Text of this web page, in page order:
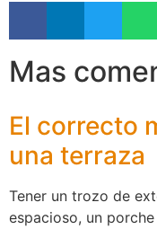
Mas
El correcto
una terraza
Tener un trozo de
espacioso, un